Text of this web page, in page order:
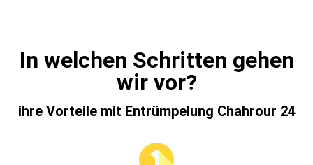
In welchen Schritten gehen
wir vor?
ihre Vorteile mit Entrümpelung Chahrour 24